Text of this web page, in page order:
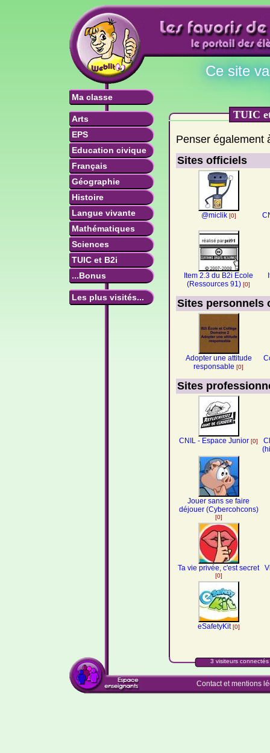
Ma classe
Arts
EPS
Education civique
Français
Géographie
Histoire
Langue vivante
Mathématiques
Sciences
TUIC et B2i
...Bonus
Les plus visités...
Ce site
TUIC
Penser également
Sites officiels
@miclik [0]
Item 2.3 du B2i Ecole
(Ressources 91) [0]
Sites personnels
Adopter une attitude
responsable [0]
Sites
CNIL - Espace Junior [0]
Jouer sans se faire
déjouer (Cybercohcons)
[0]
Ta vie privée, c'est secret
[0]
eSafetyKit[0]
3 visiteurs
Contact et mentions